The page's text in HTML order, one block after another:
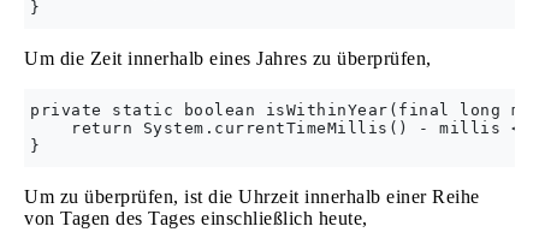
Um die Zeit innerhalb eines Jahres zu überprüfen,
private static boolean isWithinYear(final long
return System.currentTimeMillis() - millis
Um zu überprüfen, ist die Uhrzeit innerhalb einer Reihe
von Tagen des Tages einschließlich heute,